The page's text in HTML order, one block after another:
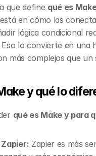
que define qué es
en cómo las
lógica condicional
lo convierte en una
más complejos que
y qué lo
qué es Make y para
Zapier es más